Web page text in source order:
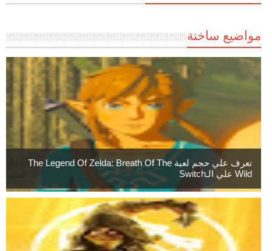
مواضيع ساخنة
تعرف علي حجم لعبة The Legend Of Zelda: Breath Of The
Wild علي الـSwitch